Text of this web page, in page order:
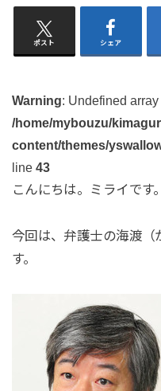
ポスト シェア
Warning: Undefined
/home/mybouzu/
content/themes/
line 43
こんにちは。ミライです。
今回は、弁護士の海渡（
す。